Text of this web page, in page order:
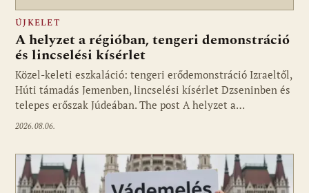
ÚJKELET
A helyzet a régióban, tengeri demonstráció
és lincselési kísérlet
Közel-keleti eszkaláció: tengeri erődemonstráció Izraeltől,
Húti támadás Jemenben, lincselési kísérlet Dzseninben és
telepes erőszak Júdeában. The post A helyzet a…
2026.08.06.